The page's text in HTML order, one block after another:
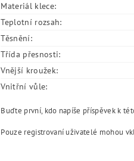
Materiál klece:
Teplotní rozsah:
Těsnění:
Třída přesnosti:
Vnější kroužek:
Vnitřní vůle:
Buďte první, kdo napíše příspěvek k
Pouze registrovaní uživatelé mohou